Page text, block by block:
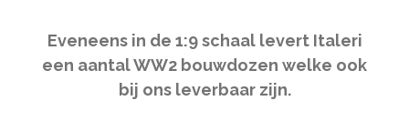
Eveneens in de 1:9 schaal levert Italeri
een aantal WW2 bouwdozen welke ook
bij ons leverbaar zijn.